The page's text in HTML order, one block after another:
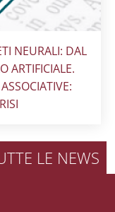
NEURALI: DAL
ARTIFICIALE.
LE NEWS